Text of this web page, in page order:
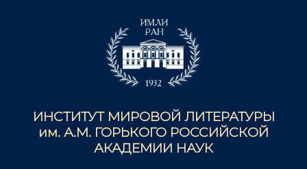
ИНСТИТУТ МИРОВОЙ ЛИТЕРАТУРЫ
им. А.М. ГОРЬКОГО РОССИЙСКОЙ
АКАДЕМИИ НАУК